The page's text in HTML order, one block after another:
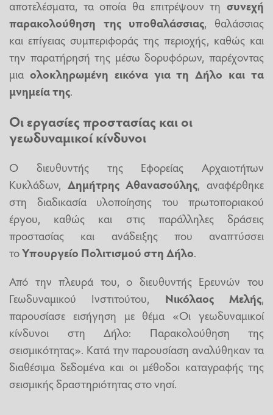
αποτελέσματα, τα οποία θα επιτρέψουν τη συνεχή
παρακολούθηση της υποθαλάσσιας, θαλάσσιας
και επίγειας συμπεριφοράς της περιοχής, καθώς και
την παρατήρησή της μέσω δορυφόρων, παρέχοντας
μια ολοκληρωμένη εικόνα για τη Δήλο και τα
μνημεία της.
Οι εργασίες προστασίας και οι
γεωδυναμικοί κίνδυνοι
Ο διευθυντής της Εφορείας Αρχαιοτήτων
Κυκλάδων, Δημήτρης Αθανασούλης, αναφέρθηκε
στη διαδικασία υλοποίησης του πρωτοποριακού
έργου, καθώς και στις παράλληλες δράσεις
προστασίας και ανάδειξης που αναπτύσσει
τοΥπουργείο Πολιτισμού στη Δήλο.
Από την πλευρά του, ο διευθυντής Ερευνών του
Γεωδυναμικού Ινστιτούτου, Νικόλαος Μελής,
παρουσίασε εισήγηση με θέμα «Οι γεωδυναμικοί
κίνδυνοι στη Δήλο: Παρακολούθηση της
σεισμικότητας». Κατά την παρουσίαση αναλύθηκαν τα
διαθέσιμα δεδομένα και οι μέθοδοι καταγραφής της
σεισμικής δραστηριότητας στο νησί.